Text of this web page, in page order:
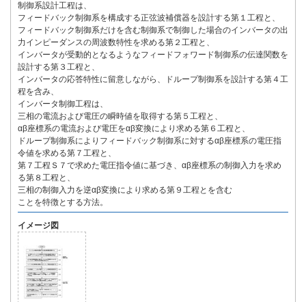
制御系設計工程は、
フィードバック制御系を構成する正弦波補償器を設計する第１工程と、
フィードバック制御系だけを含む制御系で制御した場合のインバータの出
力インピーダンスの周波数特性を求める第２工程と、
インバータが受動的となるようなフィードフォワード制御系の伝達関数を
設計する第３工程と、
インバータの応答特性に留意しながら、ドループ制御系を設計する第４工
程を含み、
インバータ制御工程は、
三相の電流および電圧の瞬時値を取得する第５工程と、
αβ座標系の電流および電圧をαβ変換により求める第６工程と、
ドループ制御系によりフィードバック制御系に対するαβ座標系の電圧指
令値を求める第７工程と、
第７工程Ｓ７で求めた電圧指令値に基づき、αβ座標系の制御入力を求め
る第８工程と、
三相の制御入力を逆αβ変換により求める第９工程とを含む
ことを特徴とする方法。
イメージ図